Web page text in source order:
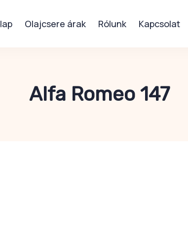
Olajcsere árak Rólunk Kapcsolat
Alfa Romeo 147